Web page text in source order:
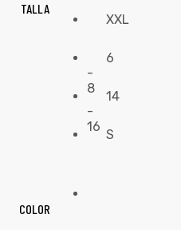
TALLA
XXL
6
-
8
14
-
16
S
COLOR